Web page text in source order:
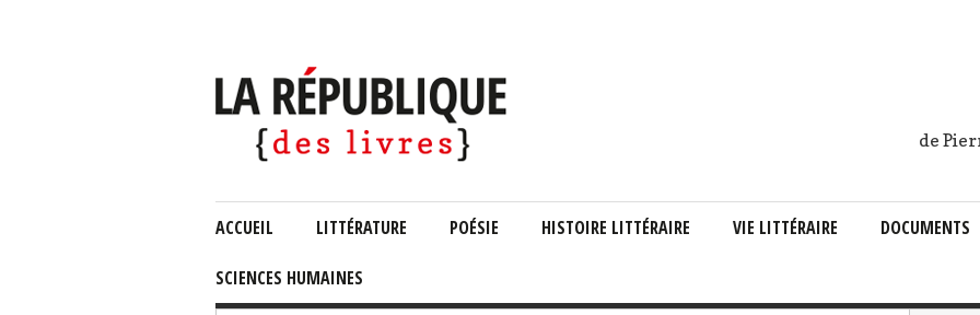
de
ACCUEIL LITTÉRATURE POÉSIE HISTOIRE LITTÉRAIRE VIE LITTÉRAIRE DOCUMENTS
SCIENCES HUMAINES